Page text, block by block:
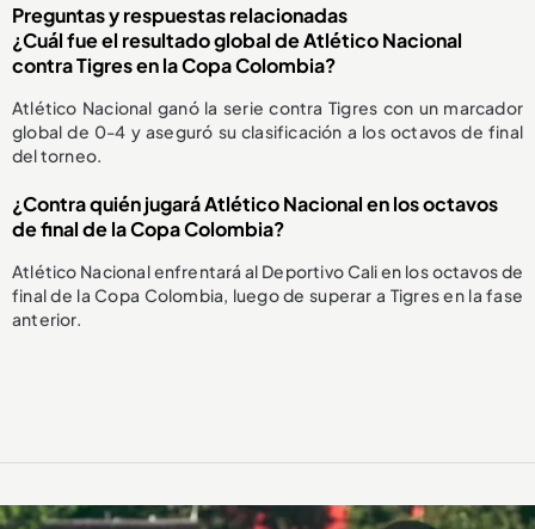
Preguntas y respuestas relacionadas
¿Cuál fue el resultado global de Atlético Nacional
contra Tigres en la Copa Colombia?
Atlético Nacional ganó la serie contra Tigres con un marcador
global de 0-4 y aseguró su clasificación a los octavos de final
del torneo.
¿Contra quién jugará Atlético Nacional en los octavos
de final de la Copa Colombia?
Atlético Nacional enfrentará al Deportivo Cali en los octavos de
final de la Copa Colombia, luego de superar a Tigres en la fase
anterior.